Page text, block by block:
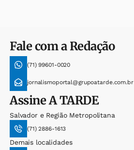
Fale com a Redação
(71) 99601-0020
jornalismoportal@grupoatarde.com.br
AssineA TARDE
Salvador e Região Metropolitana
(71) 2886-1613
Demais localidades